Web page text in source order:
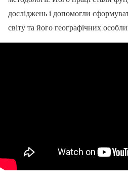
досліджень і допомогли
світу та його географічних